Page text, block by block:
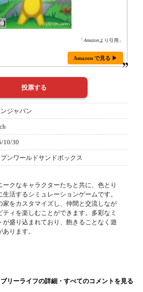
「Amazonより引用」
Amazon で見る ▶
ジャパン
10/30
ンワールドサンドボックス
ークなキャラクターたちと共に、色とり
活するシミュレーションゲームです。
家をカスタマイズし、仲間と交流しなが
ティを楽しむことができます。多彩なミ
が盛り込まれており、飽きることなく遊
ります。
リーライフの詳細・すべてのコメントを見る